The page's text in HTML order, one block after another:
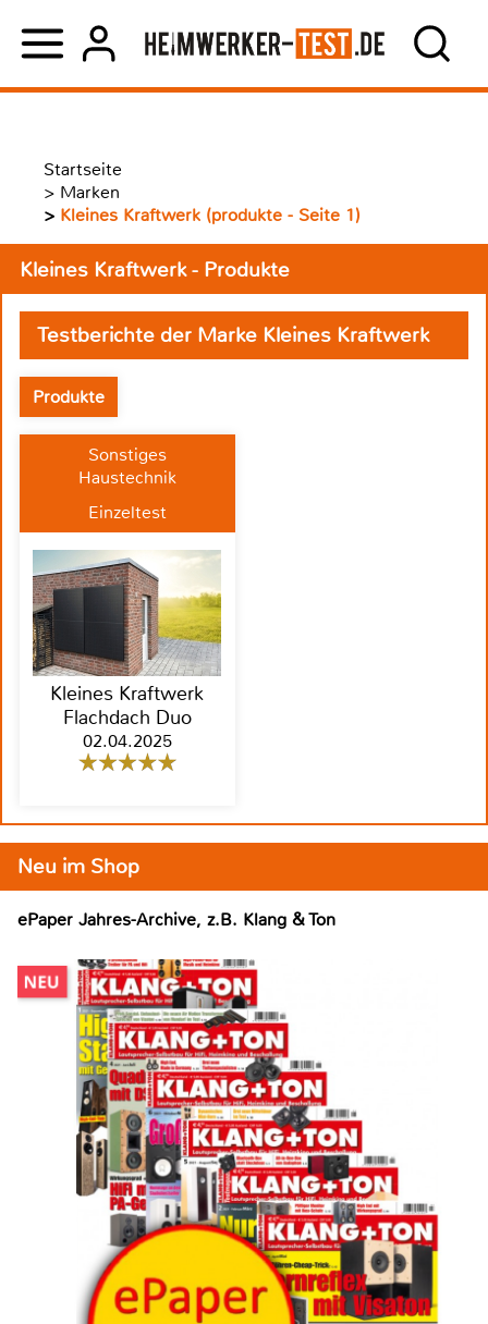
Startseite
> Marken
> Kleines Kraftwerk (produkte - Seite 1)
Kleines Kraftwerk - Produkte
Testberichte der Marke Kleines Kraftwerk
Produkte
Sonstiges
Haustechnik
Einzeltest
Kleines Kraftwerk
Flachdach Duo
02.04.2025
Neu im Shop
ePaper Jahres-Archive, z.B. Klang & Ton